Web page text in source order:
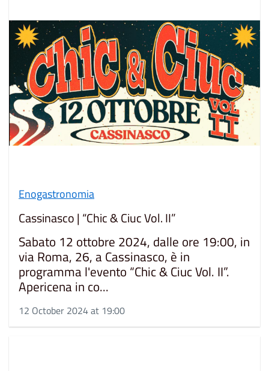
Enogastronomia
Cassinasco | “Chic & Ciuc Vol. II”
Sabato 12 ottobre 2024, dalle ore 19:00, in
via Roma, 26, a Cassinasco, è in
programma l'evento “Chic & Ciuc Vol. II”.
Apericena in co...
12 October 2024 at 19:00